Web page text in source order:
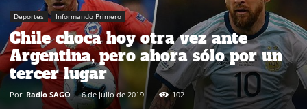
Deportes Informando Primero
Chile choca hoy otra vez ante
Argentina, pero ahora sólo por un
tercer lugar
Por Radio SAGO - 6 de julio de 2019 102